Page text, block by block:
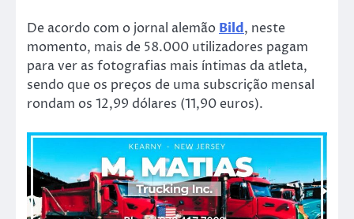
De acordo com o jornal alemão Bild, neste
momento, mais de 58.000 utilizadores pagam
para ver as fotografias mais íntimas da atleta,
sendo que os preços de uma subscrição mensal
rondam os 12,99 dólares (11,90 euros).